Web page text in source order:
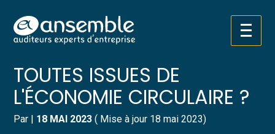
Aller
au
Créer et reprendre une activité
Gérer votre quotidien
Piloter votre entreprise
Développer votre entreprise
Pilotez votre gestion
Suivre votre comptabilité
Gérer vos ressources humaines
Dématérialiser vos documents
PIÈCES DE RECHANGE :
TOUTES ISSUES DE
L'ÉCONOMIE CIRCULAIRE ?
Par | 18 MAI 2023 ( Mise à jour 18 mai 2023)